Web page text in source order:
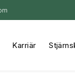
Karriär